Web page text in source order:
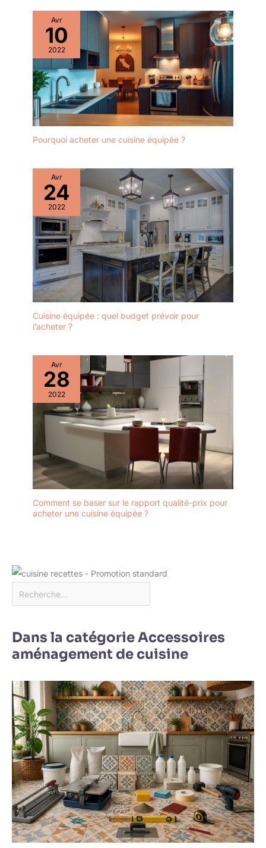
évier de cuisine a un look élégant et moderne qui peut
améliorer l'apparence générale de votre cuisine. Elles sont
disponibles dans différents coloris et styles, vous permettant
de choisir un évier qui s'accorde avec la décoration de votre
cuisine.
Avr
10
2022
Pourquoi acheter une cuisine équipée ?
Avr
24
2022
Cuisine équipée : quel budget prévoir pour
l’acheter ?
Avr
28
2022
Comment se baser sur le rapport qualité-prix pour
acheter une cuisine équipée ?
Dans la catégorie Accessoires
aménagement de cuisine